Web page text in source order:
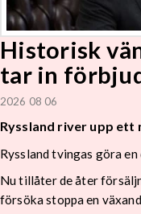
Historisk
tar in
2026 08 06
Ryssland river upp ett
Ryssland tvingas göra
Nu tillåter de åter
försöka stoppa en